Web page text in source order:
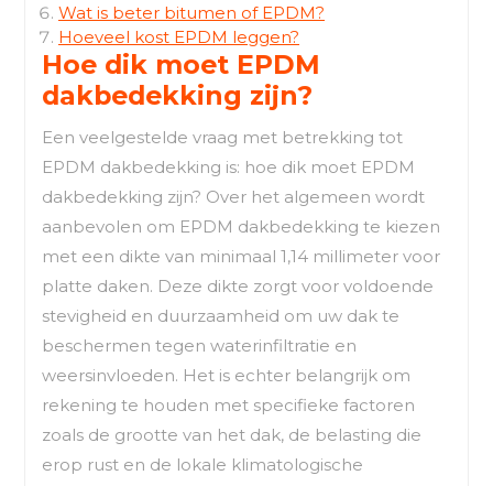
Wat is beter bitumen of EPDM?
Hoeveel kost EPDM leggen?
Hoe dik moet EPDM
dakbedekking zijn?
Een veelgestelde vraag met betrekking tot
EPDM dakbedekking is: hoe dik moet EPDM
dakbedekking zijn? Over het algemeen wordt
aanbevolen om EPDM dakbedekking te kiezen
met een dikte van minimaal 1,14 millimeter voor
platte daken. Deze dikte zorgt voor voldoende
stevigheid en duurzaamheid om uw dak te
beschermen tegen waterinfiltratie en
weersinvloeden. Het is echter belangrijk om
rekening te houden met specifieke factoren
zoals de grootte van het dak, de belasting die
erop rust en de lokale klimatologische